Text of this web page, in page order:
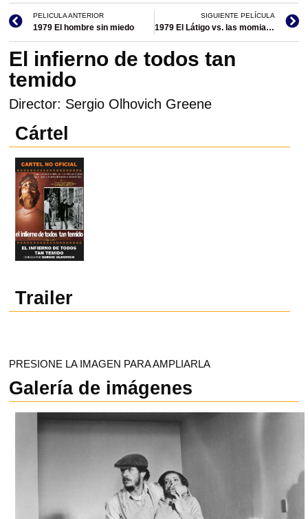
PELICULA ANTERIOR
1979 El hombre sin miedo
SIGUIENTE PELÍCULA
1979 El Látigo vs. las momias asesinas
El infierno de todos tan
temido
Director: Sergio Olhovich Greene
Cártel
Trailer
PRESIONE LA IMAGEN PARA AMPLIARLA
Galería de imágenes